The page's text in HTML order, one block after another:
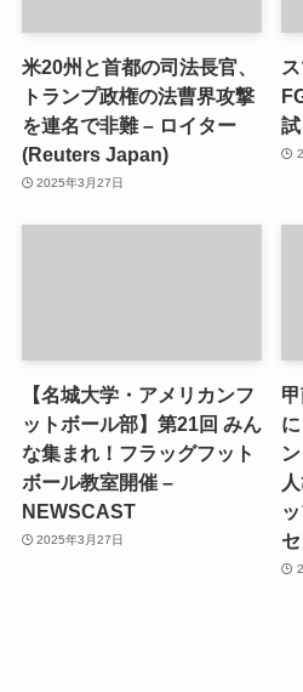
米20州と首都の司法長官、
トランプ政権の法曹界攻撃
を連名で非難 – ロイター
(Reuters Japan)
2025年3月27日
【名城大学・アメリカンフ
ットボール部】第21回 みん
な集まれ！フラッグフット
ボール教室開催 –
NEWSCAST
2025年3月27日